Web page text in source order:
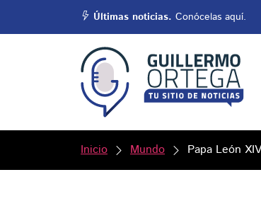
Últimas noticias. Conócelas aquí.
Inicio Mundo Papa León